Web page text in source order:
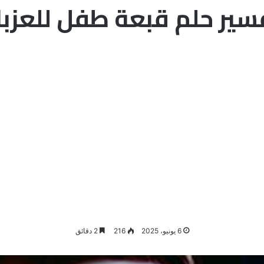
حلم قبعة طفل
6 يونيو، 2025 216 2 دقائق